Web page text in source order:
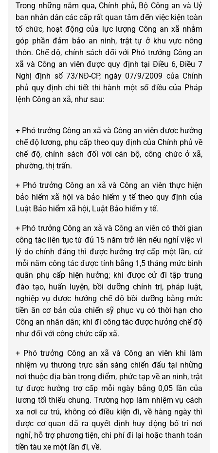
Trong những năm qua, Chính phủ, Bộ Công an và Uỷ
ban nhân dân các cấp rất quan tâm đến việc kiện toàn
tổ chức, hoạt động của lực lượng Công an xã nhằm
góp phần đảm bảo an ninh, trật tự ở khu vực nông
thôn. Chế độ, chính sách đối với Phó trưởng Công an
xã và Công an viên được quy định tại Điều 6, Điều 7
Nghị định số 73/NĐ-CP, ngày 07/9/2009 của Chính
phủ quy định chi tiết thi hành một số điều của Pháp
lệnh Công an xã, như sau:
+ Phó trưởng Công an xã và Công an viên được hưởng
chế độ lương, phụ cấp theo quy định của Chính phủ về
chế độ, chính sách đối với cán bộ, công chức ở xã,
phường, thị trấn.
+ Phó trưởng Công an xã và Công an viên thực hiện
bảo hiểm xã hội và bảo hiểm y tế theo quy định của
Luật Bảo hiểm xã hội, Luật Bảo hiểm y tế.
+ Phó trưởng Công an xã và Công an viên có thời gian
công tác liên tục từ đủ 15 năm trở lên nếu nghỉ việc vì
lý do chính đáng thì được hưởng trợ cấp một lần, cứ
mỗi năm công tác được tính bằng 1,5 tháng mức bình
quân phụ cấp hiện hưởng; khi được cử đi tập trung
đào tạo, huấn luyện, bồi dưỡng chính trị, pháp luật,
nghiệp vụ được hưởng chế độ bồi dưỡng bằng mức
tiền ăn cơ bản của chiến sỹ phục vụ có thời hạn cho
Công an nhân dân; khi đi công tác được hưởng chế độ
như đối với công chức cấp xã.
+ Phó trưởng Công an xã và Công an viên khi làm
nhiệm vụ thường trực sẵn sàng chiến đấu tại những
nơi thuộc địa bàn trọng điểm, phức tạp về an ninh, trật
tự được hưởng trợ cấp mỗi ngày bằng 0,05 lần của
lương tối thiểu chung. Trường hợp làm nhiệm vụ cách
xa nơi cư trú, không có điều kiện đi, về hàng ngày thì
được cơ quan đã ra quyết định huy động bố trí nơi
nghỉ, hỗ trợ phương tiện, chi phí đi lại hoặc thanh toán
tiền tàu xe một lần đi, về.